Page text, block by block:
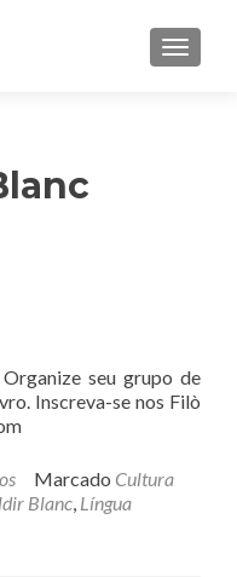
seu grupo de
Inscreva-se nos Filò
Marcado Cultura
Blanc, Língua